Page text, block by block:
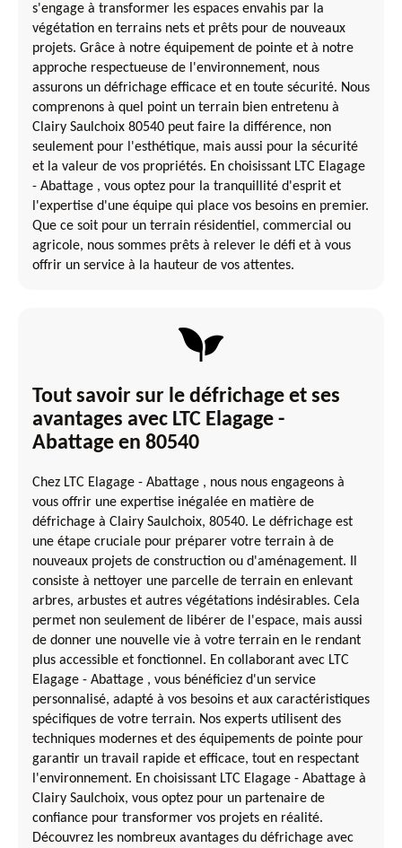
s'engage à transformer les espaces envahis par la
végétation en terrains nets et prêts pour de nouveaux
projets. Grâce à notre équipement de pointe et à notre
approche respectueuse de l'environnement, nous
assurons un défrichage efficace et en toute sécurité. Nous
comprenons à quel point un terrain bien entretenu à
Clairy Saulchoix 80540 peut faire la différence, non
seulement pour l'esthétique, mais aussi pour la sécurité
et la valeur de vos propriétés. En choisissant LTC Elagage
- Abattage , vous optez pour la tranquillité d'esprit et
l'expertise d'une équipe qui place vos besoins en premier.
Que ce soit pour un terrain résidentiel, commercial ou
agricole, nous sommes prêts à relever le défi et à vous
offrir un service à la hauteur de vos attentes.
Tout savoir sur le défrichage et ses
avantages avec LTC Elagage -
Abattage en 80540
Chez LTC Elagage - Abattage , nous nous engageons à
vous offrir une expertise inégalée en matière de
défrichage à Clairy Saulchoix, 80540. Le défrichage est
une étape cruciale pour préparer votre terrain à de
nouveaux projets de construction ou d'aménagement. Il
consiste à nettoyer une parcelle de terrain en enlevant
arbres, arbustes et autres végétations indésirables. Cela
permet non seulement de libérer de l'espace, mais aussi
de donner une nouvelle vie à votre terrain en le rendant
plus accessible et fonctionnel. En collaborant avec LTC
Elagage - Abattage , vous bénéficiez d'un service
personnalisé, adapté à vos besoins et aux caractéristiques
spécifiques de votre terrain. Nos experts utilisent des
techniques modernes et des équipements de pointe pour
garantir un travail rapide et efficace, tout en respectant
l'environnement. En choisissant LTC Elagage - Abattage à
Clairy Saulchoix, vous optez pour un partenaire de
confiance pour transformer vos projets en réalité.
Découvrez les nombreux avantages du défrichage avec